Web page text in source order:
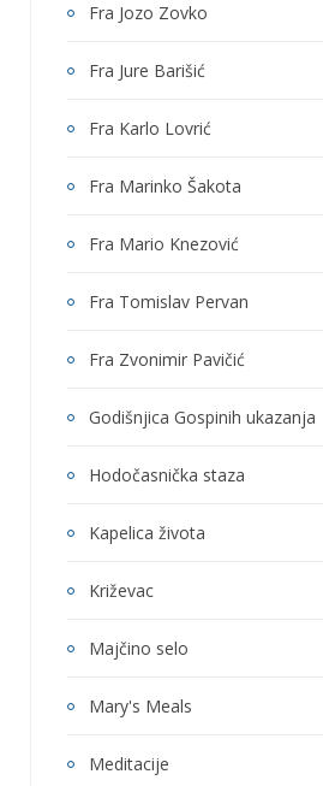
Fra Jozo Zovko
Fra Jure Barišić
Fra Karlo Lovrić
Fra Marinko Šakota
Fra Mario Knezović
Fra Tomislav Pervan
Fra Zvonimir Pavičić
Godišnjica Gospinih ukazanja
Hodočasnička staza
Kapelica života
Križevac
Majčino selo
Mary's Meals
Meditacije